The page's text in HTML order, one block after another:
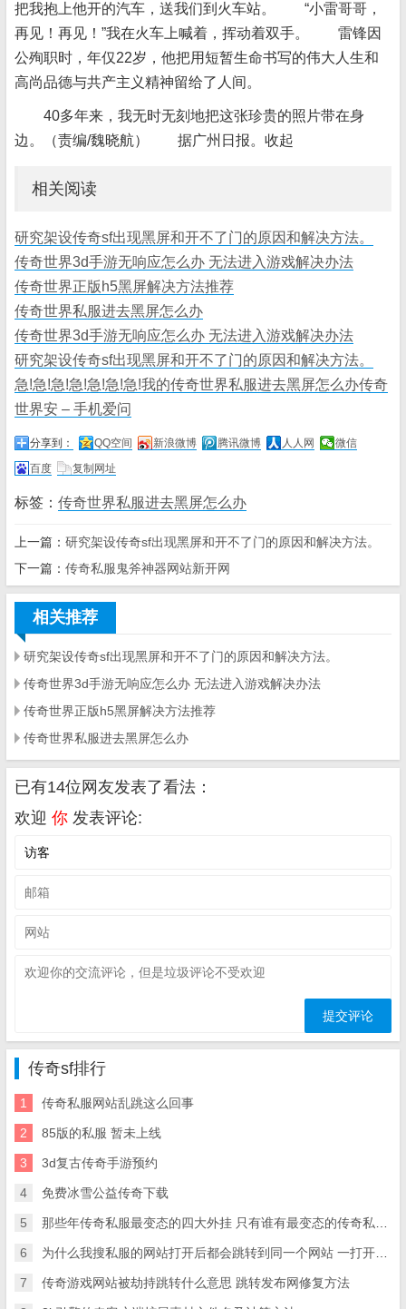
把我抱上他开的汽车，送我们到火车站。 “小雷哥哥，
再见！再见！”我在火车上喊着，挥动着双手。 雷锋因
公殉职时，年仅22岁，他把用短暂生命书写的伟大人生和
高尚品德与共产主义精神留给了人间。
40多年来，我无时无刻地把这张珍贵的照片带在身
边。（责编/魏晓航） 据广州日报。收起
相关阅读
研究架设传奇sf出现黑屏和开不了门的原因和解决方法。
传奇世界3d手游无响应怎么办 无法进入游戏解决办法
传奇世界正版h5黑屏解决方法推荐
传奇世界私服进去黑屏怎么办
传奇世界3d手游无响应怎么办 无法进入游戏解决办法
研究架设传奇sf出现黑屏和开不了门的原因和解决方法。
急!急!急!急!急!急!急!我的传奇世界私服进去黑屏怎么办传奇
世界安 – 手机爱问
分享到： QQ空间 新浪微博 腾讯微博 人人网
微信
百度
复制网址
标签： 传奇世界私服进去黑屏怎么办
上一篇： 研究架设传奇sf出现黑屏和开不了门的原因和解决方法。
下一篇： 传奇私服鬼斧神器网站新开网
相关推荐
研究架设传奇sf出现黑屏和开不了门的原因和解决方法。
传奇世界3d手游无响应怎么办 无法进入游戏解决办法
传奇世界正版h5黑屏解决方法推荐
传奇世界私服进去黑屏怎么办
已有14位网友发表了看法：
欢迎 你 发表评论:
传奇sf排行
1 传奇私服网站乱跳这么回事
2 85版的私服 暂未上线
3 3d复古传奇手游预约
4 免费冰雪公益传奇下载
5 那些年传奇私服最变态的四大外挂 只有谁有最变态的传奇私服装备多骨灰级玩家 没有遇到过
6 为什么我搜私服的网站打开后都会跳转到同一个网站 一打开会自动跳转成同一个小站 求大神救命【网络技
7 传奇游戏网站被劫持跳转什么意思 跳转发布网修复方法